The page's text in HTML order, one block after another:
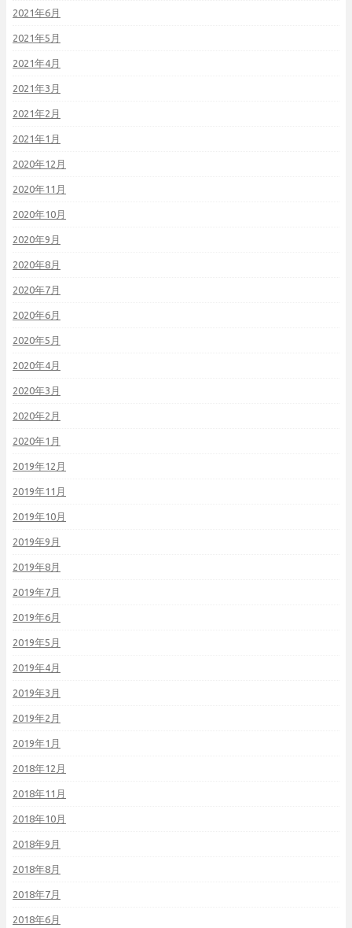
2021年6月
2021年5月
2021年4月
2021年3月
2021年2月
2021年1月
2020年12月
2020年11月
2020年10月
2020年9月
2020年8月
2020年7月
2020年6月
2020年5月
2020年4月
2020年3月
2020年2月
2020年1月
2019年12月
2019年11月
2019年10月
2019年9月
2019年8月
2019年7月
2019年6月
2019年5月
2019年4月
2019年3月
2019年2月
2019年1月
2018年12月
2018年11月
2018年10月
2018年9月
2018年8月
2018年7月
2018年6月